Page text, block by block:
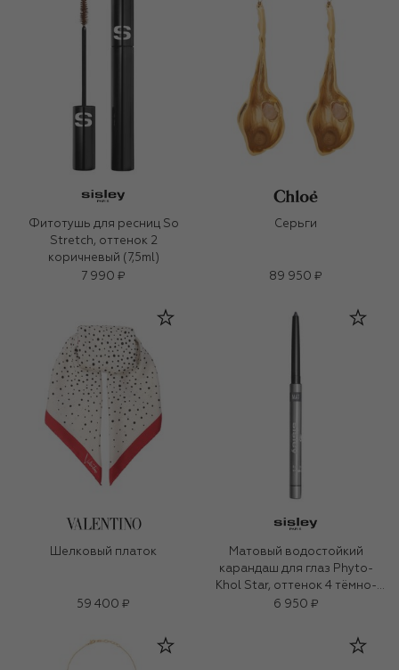
Фитотушь для ресниц So
Stretch, оттенок 2
коричневый (7,5ml)
7 990 ₽
Серьги
89 950 ₽
Шелковый платок
59 400 ₽
Матовый водостойкий
карандаш для глаз Phyto-
Khol Star, оттенок 4 тёмно-
серый (0.3g)
6 950 ₽